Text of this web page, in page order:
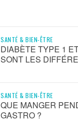
SANTÉ & BIEN-ÊTRE
DIABÈTE TYPE 1
SONT LES
SANTÉ & BIEN-ÊTRE
QUE MANGER
GASTRO ?